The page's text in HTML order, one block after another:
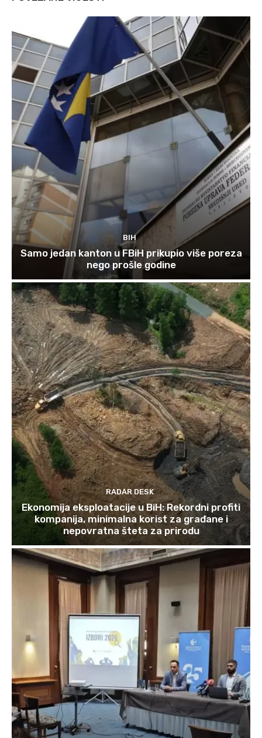
BIH
Samo jedan kanton u FBiH prikupio više poreza
nego prošle godine
RADAR DESK
Ekonomija eksploatacije u BiH: Rekordni profiti
kompanija, minimalna korist za građane i
nepovratna šteta za prirodu